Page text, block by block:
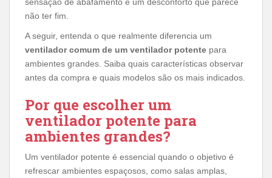
sensação de abafamento e um desconforto que parece
não ter fim.
A seguir, entenda o que realmente diferencia um
ventilador comum de um ventilador potente para
ambientes grandes. Saiba quais características observar
antes da compra e quais modelos são os mais indicados.
Por que escolher um
ventilador potente para
ambientes grandes?
Um ventilador potente é essencial quando o objetivo é
refrescar ambientes espaçosos, como salas amplas,